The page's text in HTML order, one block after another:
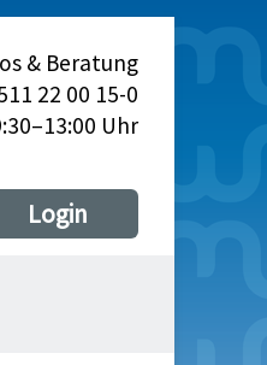
& Beratung
22 00 15-0
Uhr
Login